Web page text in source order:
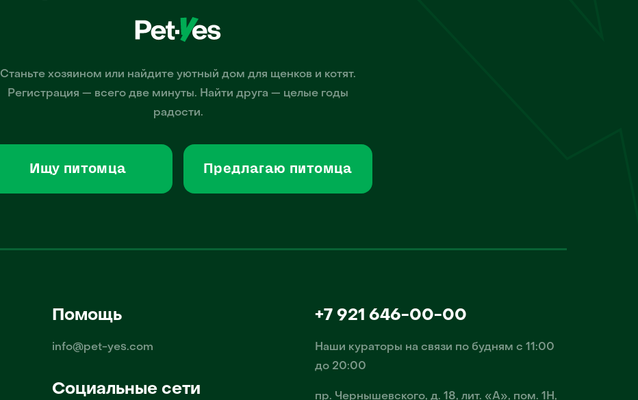
Станьте хозяином или найдите уютный дом для щенков и котят.
Регистрация — всего две минуты. Найти друга — целые годы
радости.
Ищу питомца Предлагаю питомца
Помощь
info@pet-yes.com
Социальные сети
+7 921 646-00-00
Наши кураторы на связи по будням с 11:00
до 20:00
пр. Чернышевского, д. 18, лит. «А», пом. 1Н,